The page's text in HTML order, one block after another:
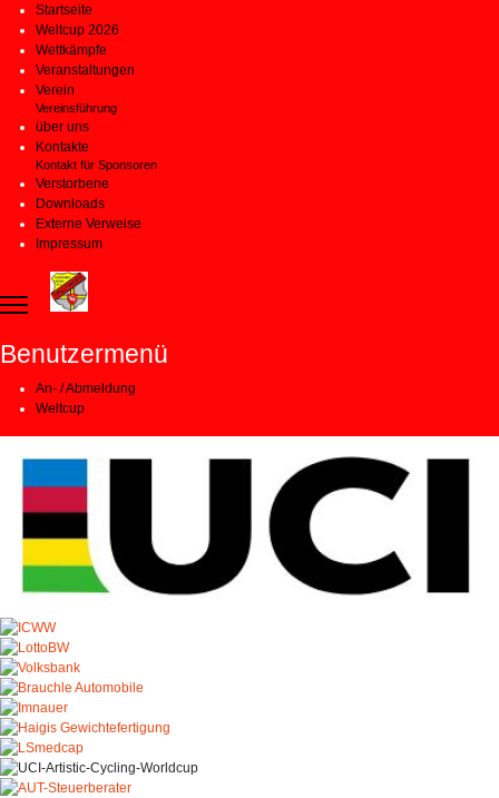
Startseite
Weltcup 2026
Wettkämpfe
Veranstaltungen
Verein
Vereinsführung
über uns
Kontakte
Kontakt für Sponsoren
Verstorbene
Downloads
Externe Verweise
Impressum
Benutzermenü
An- / Abmeldung
Weltcup